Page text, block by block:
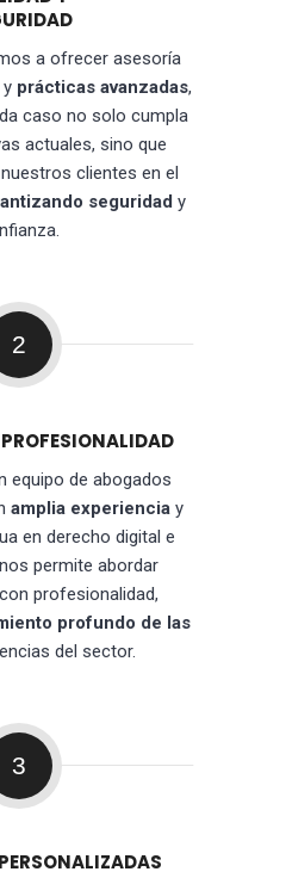
a ofrecer asesoría
y prácticas avanzadas,
caso no solo cumpla
actuales, sino que
clientes en el
seguridad y
2
equipo de abogados
amplia experienciay
en derecho digital e
permite abordar
profesionalidad,
profundo de las
del sector.
3